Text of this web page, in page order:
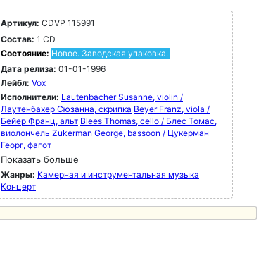
Артикул: CDVP 115991
Состав: 1 CD
Состояние: Новое. Заводская упаковка.
Дата релиза: 01-01-1996
Лейбл: Vox
Исполнители: Lautenbacher Susanne, violin /
Лаутенбахер Сюзанна, скрипка Beyer Franz, viola /
Бейер Франц, альт Blees Thomas, cello / Блес Томас,
виолончель Zukerman George, bassoon / Цукерман
Георг, фагот
Показать больше
Жанры: Камерная и инструментальная музыка
Концерт